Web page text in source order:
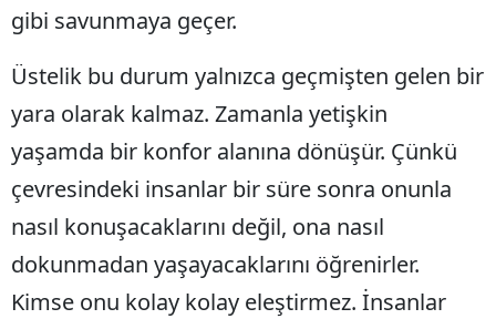
gibi savunmaya geçer.
Üstelik bu durum yalnızca geçmişten gelen bir
yara olarak kalmaz. Zamanla yetişkin
yaşamda bir konfor alanına dönüşür. Çünkü
çevresindeki insanlar bir süre sonra onunla
nasıl konuşacaklarını değil, ona nasıl
dokunmadan yaşayacaklarını öğrenirler.
Kimse onu kolay kolay eleştirmez. İnsanlar